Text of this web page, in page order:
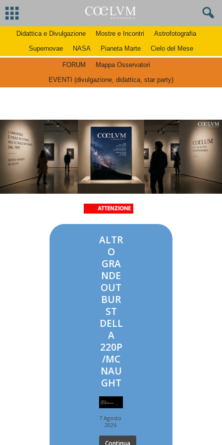
Didattica e Divulgazione Mostre e Incontri
Astrofotografia
Supernovae
NASA Pianeta Marte Cielo del Mese
FORUM
Mappa Osservatori
EVENTI (divulgazione, didattica, star party)
ALTR
O
GRA
NDE
OUT
BUR
ST
DELL
A
220P
/MC
NAU
GHT
7 Agosto
2026
Continua